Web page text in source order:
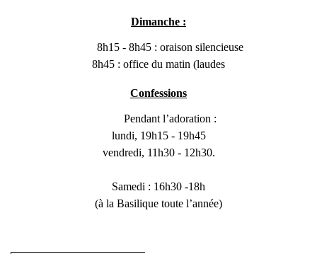
Dimanche :
8h15 - 8h45 : oraison silencieuse
8h45 : office du matin (laudes
Confessions
Pendant l’adoration :
lundi, 19h15 - 19h45
vendredi, 11h30 - 12h30.
Samedi : 16h30 -18h
(à la Basilique toute l’année)